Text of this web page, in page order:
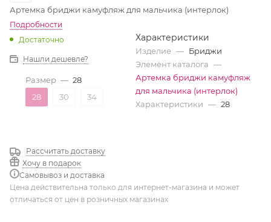
Артемка бриджи камуфляж для мальчика (интерлок)
Подробности
Достаточно
Нашли дешевле?
Размер — 28
28
30 34
Рассчитать доставку
Хочу в подарок
Самовывоз и доставка
Характеристики
Изделие — Бриджи
Элемент каталога —
Артемка бриджи камуфляж
для мальчика (интерлок)
Характеристики — 28
Цена действительна только для интернет-магазина и может
отличаться от цен в розничных магазинах